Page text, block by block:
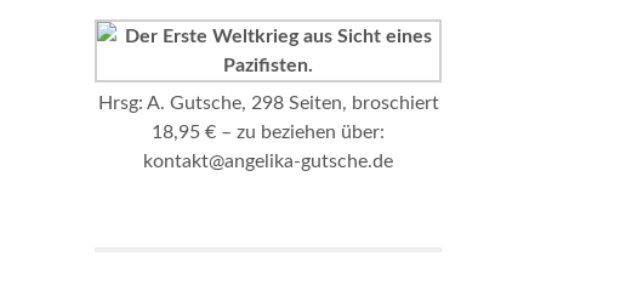
Hrsg: A. Gutsche, 298 Seiten, broschiert
18,95 € – zu beziehen über:
kontakt@angelika-gutsche.de